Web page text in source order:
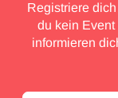
Registriere
du kein Event
informieren